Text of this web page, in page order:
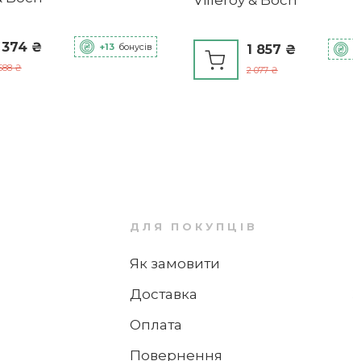
4
Чашка для кави / чаю 0,4 л, набір 2
предмета Квіти Spring Awakening Villeroy
374 ₴
₴
+13 бонусів 1 857 ₴
2 077 ₴
ДЛЯ ПОКУПЦІВ
Як замовити
Доставка
Оплата
Повернення